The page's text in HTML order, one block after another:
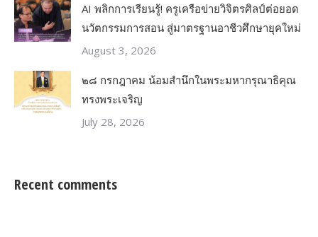
AI พลิกการเรียนรู้! ครูเครือข่ายวิจิตรศิลป์ต่อยอด
นวัตกรรมการสอน สู่มาตรฐานอาชีวศึกษายุคใหม่
August 3, 2026
๒๘ กรกฎาคม น้อมสำนึกในพระมหากรุณาธิคุณ
ทรงพระเจริญ
July 28, 2026
Recent comments